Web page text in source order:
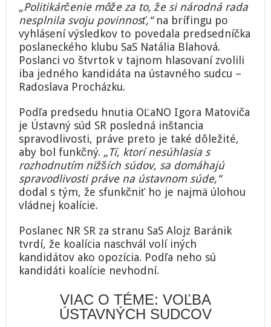
„Politikárčenie môže za to, že si národná rada
nesplnila svoju povinnosť,“na brífingu po
vyhlásení výsledkov to povedala predsedníčka
poslaneckého klubu SaS Natália Blahová.
Poslanci vo štvrtok v tajnom hlasovaní zvolili
iba jedného kandidáta na ústavného sudcu –
Radoslava Procházku.
Podľa predsedu hnutia OĽaNO Igora Matoviča
je Ústavný súd SR posledná inštancia
spravodlivosti, práve preto je také dôležité,
aby bol funkčný. „Tí, ktorí nesúhlasia s
rozhodnutím nižších súdov, sa domáhajú
spravodlivosti práve na ústavnom súde,“
dodal s tým, že sfunkčniť ho je najmä úlohou
vládnej koalície.
Poslanec NR SR za stranu SaS Alojz Baránik
tvrdí, že koalícia naschvál volí iných
kandidátov ako opozícia. Podľa neho sú
kandidáti koalície nevhodní.
VIAC O TÉME: VOĽBA
ÚSTAVNÝCH SUDCOV